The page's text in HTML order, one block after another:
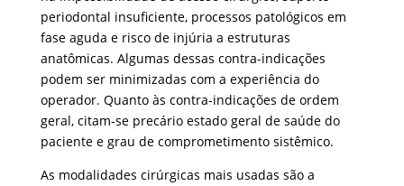
periodontal insuficiente, processos patológicos em
fase aguda e risco de injúria a estruturas
anatômicas. Algumas dessas contra-indicações
podem ser minimizadas com a experiência do
operador. Quanto às contra-indicações de ordem
geral, citam-se precário estado geral de saúde do
paciente e grau de comprometimento sistêmico.
As modalidades cirúrgicas mais usadas são a